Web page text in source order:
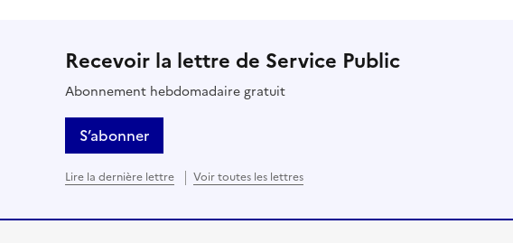
Recevoir la lettre de Service Public
Abonnement hebdomadaire gratuit
S’abonner
Lire la dernière lettre Voir toutes les lettres